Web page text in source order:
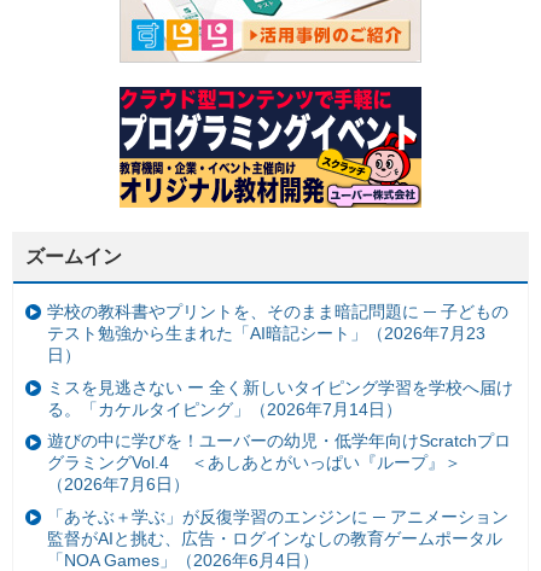
ズームイン
学校の教科書やプリントを、そのまま暗記問題に ─ 子どもの
テスト勉強から生まれた「AI暗記シート」（2026年7月23
日）
ミスを見逃さない ー 全く新しいタイピング学習を学校へ届け
る。「カケルタイピング」（2026年7月14日）
遊びの中に学びを！ユーバーの幼児・低学年向けScratchプロ
グラミングVol.4 ＜あしあとがいっぱい『ループ』＞
（2026年7月6日）
「あそぶ＋学ぶ」が反復学習のエンジンに ─ アニメーション
監督がAIと挑む、広告・ログインなしの教育ゲームポータル
「NOA Games」（2026年6月4日）